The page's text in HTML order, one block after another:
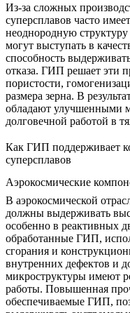
Из-за сложных
суперсплавов часто
неоднородную структуру
могут выступать в
способность
отказа. ГИП решает эти
пористости,
размера зерна. В
обладают улучшенными
долговечной работой в
Как ГИП поддерживает
суперсплавов
Аэрокосмические
В аэрокосмической
должны выдерживать
особенно в реактивных
обработанные ГИП,
сгорания и
внутренних дефектов и
микроструктуры имеют
работы. Повышенная
обеспечиваемые ГИП,